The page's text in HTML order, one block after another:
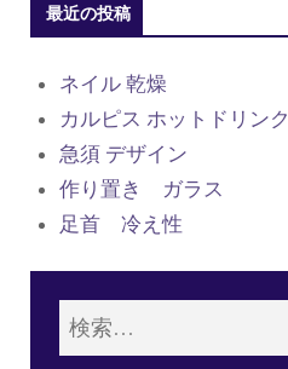
最近の投稿
ネイル 乾燥
カルピス ホットドリンク
急須 デザイン
作り置き ガラス
足首 冷え性